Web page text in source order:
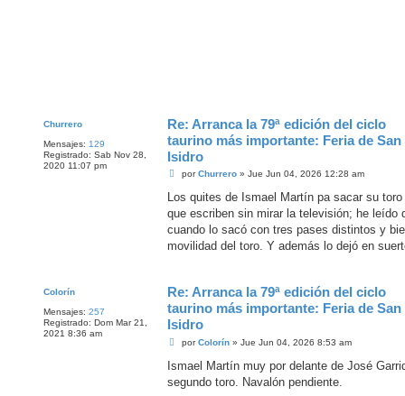
Churrero
Mensajes: 129
Registrado: Sab Nov 28,
2020 11:07 pm
Re: Arranca la 79ª edición del ciclo
taurino más importante: Feria de San
Isidro
M
n
a
j
porChurrero» Jue Jun 04, 2026 12:28 am
Los quites de Ismael Martín pa sacar su
que escriben sin mirar la televisión; he leído
cuando lo sacó con tres pases distintos y
movilidad del toro. Y además lo dejó en
Colorín
Mensajes: 257
Registrado: Dom Mar 21,
2021 8:36 am
Re: Arranca la 79ª edición del ciclo
taurino más importante: Feria de San
Isidro
M
n
a
porColorín» Jue Jun 04, 2026 8:53 am
Ismael Martín muy por delante de José
segundo toro. Navalón pendiente.